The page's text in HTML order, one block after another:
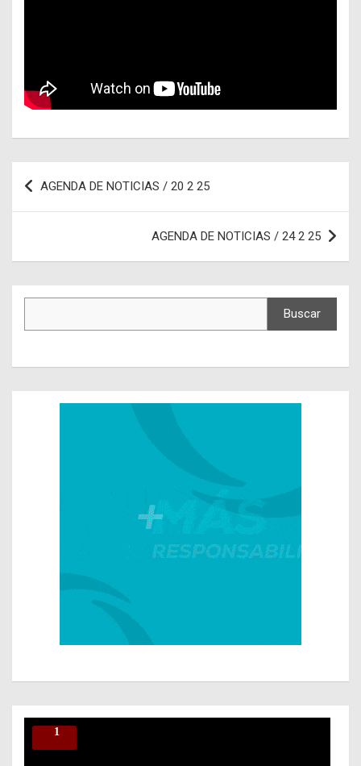
Navegación
de
AGENDA DE NOTICIAS / 20 2 25
AGENDA DE NOTICIAS / 24 2 25
Buscar